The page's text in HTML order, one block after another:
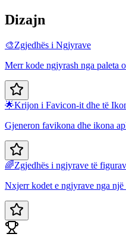
Dizajn
🎨Zgjedhës i Ngjyrave
Merr kode ngjyrash nga paleta
🌟Krijon i Favicon-it dhe të
Gjeneron favikona dhe ikona
🌈Zgjedhës i ngjyrave të
Nxjerr kodet e ngjyrave nga